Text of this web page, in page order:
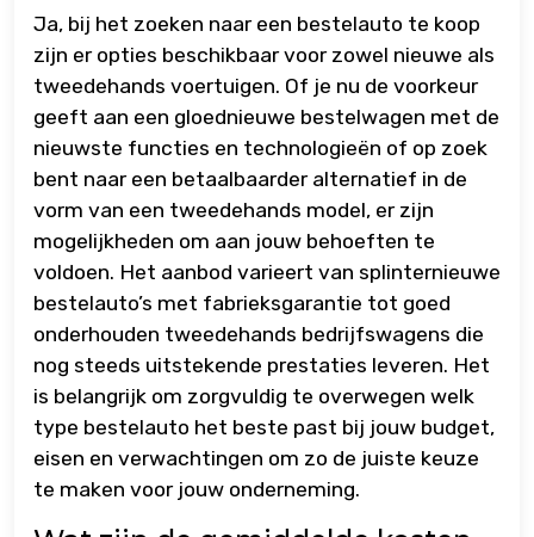
Ja, bij het zoeken naar een bestelauto te koop
zijn er opties beschikbaar voor zowel nieuwe als
tweedehands voertuigen. Of je nu de voorkeur
geeft aan een gloednieuwe bestelwagen met de
nieuwste functies en technologieën of op zoek
bent naar een betaalbaarder alternatief in de
vorm van een tweedehands model, er zijn
mogelijkheden om aan jouw behoeften te
voldoen. Het aanbod varieert van splinternieuwe
bestelauto’s met fabrieksgarantie tot goed
onderhouden tweedehands bedrijfswagens die
nog steeds uitstekende prestaties leveren. Het
is belangrijk om zorgvuldig te overwegen welk
type bestelauto het beste past bij jouw budget,
eisen en verwachtingen om zo de juiste keuze
te maken voor jouw onderneming.